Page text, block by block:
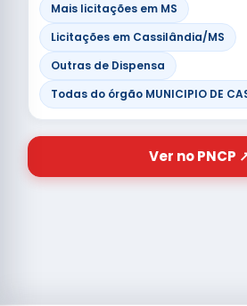
Mais licitações em MS
Licitações em Cassilândia/MS
Outras de Dispensa
Todas do órgão MUNICIPIO DE
Ver no PNCP